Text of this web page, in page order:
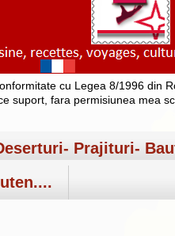
cu Legea 8/1996 din
suport, fara permisiunea mea
Prajituri-